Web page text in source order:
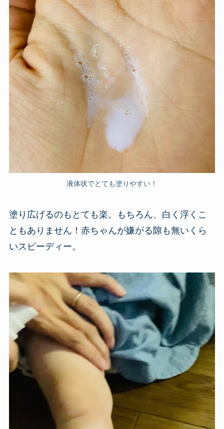
液体状でとても塗りやすい！
塗り広げるのもとても楽。もちろん、白く浮くこ
ともありません！赤ちゃんが嫌がる隙も無いくら
いスピーディー。